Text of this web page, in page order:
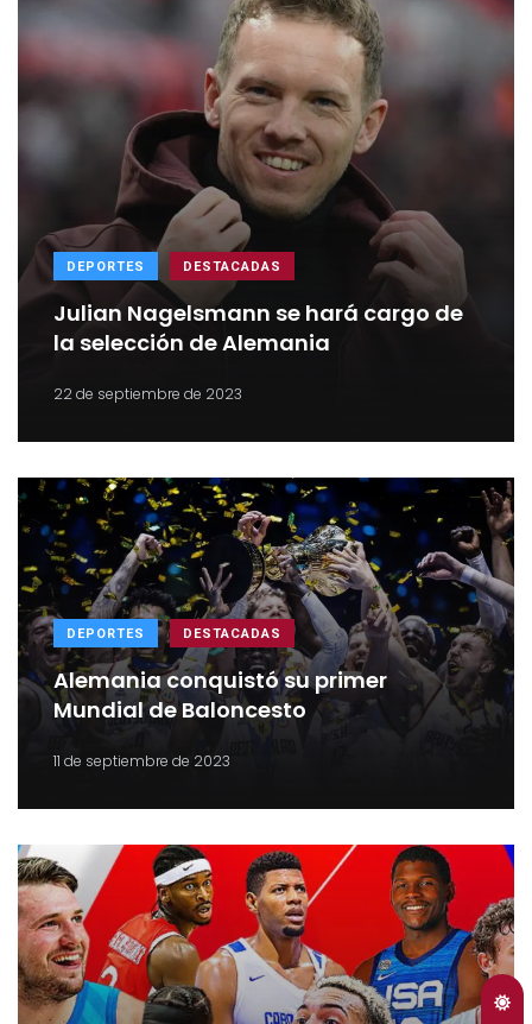
DEPORTES DESTACADAS
Julian Nagelsmann se hará cargo de
la selección de Alemania
22 de septiembre de 2023
DEPORTES DESTACADAS
Alemania conquistó su primer
Mundial de Baloncesto
11 de septiembre de 2023